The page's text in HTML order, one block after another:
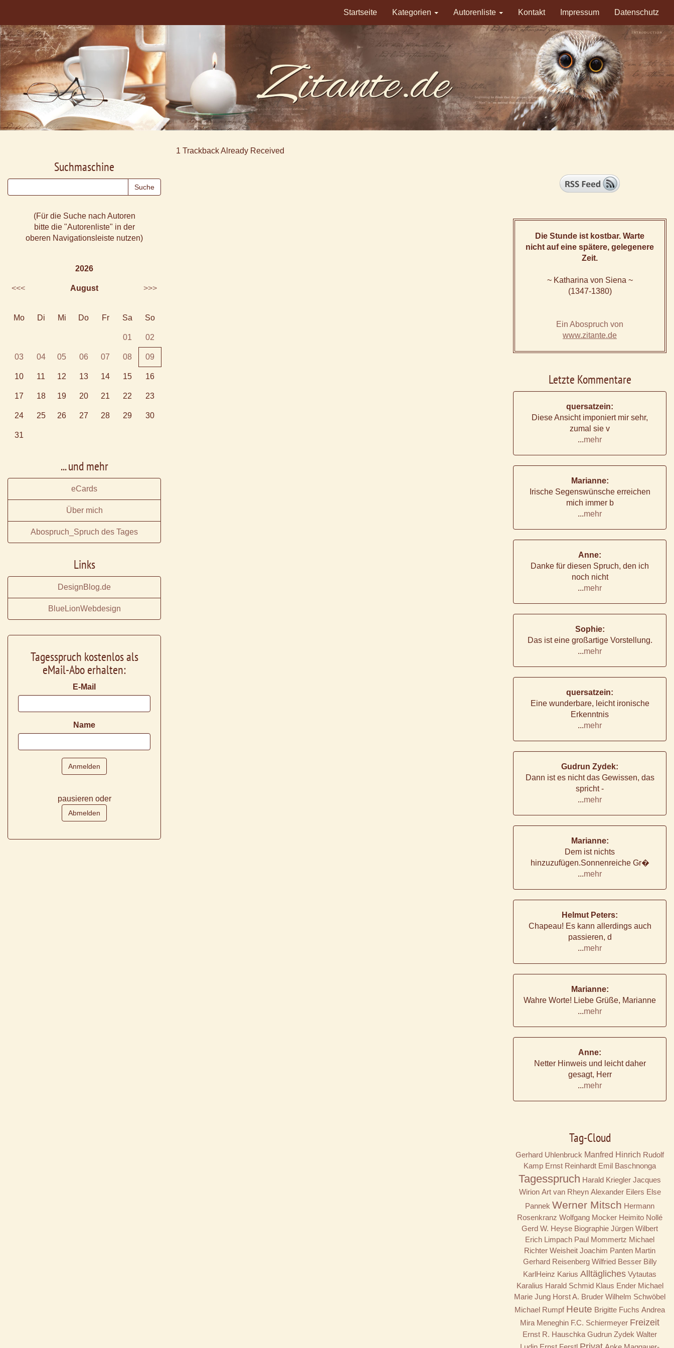
Startseite Kategorien Autorenliste Kontakt Impressum Datenschutz
1 Trackback Already Received
Suchmaschine
(Für die Suche nach Autoren
bitte die "Autorenliste" in der
oberen Navigationsleiste nutzen)
2026
<<< August >>>
Mo Di Mi Do Fr Sa So
01 02
03 04 05 06 07 08 09
10 11 12 13 14 15 16
17 18 19 20 21 22 23
24 25 26 27 28 29 30
31
... und mehr
eCards
Über mich
Abospruch_Spruch des Tages
Links
DesignBlog.de
BlueLionWebdesign
Tagesspruch kostenlos als
eMail-Abo erhalten:
E-Mail
Name
pausieren oder
Die Stunde ist kostbar. Warte
nicht auf eine spätere, gelegenere
Zeit.
~ Katharina von Siena ~
(1347-1380)
Ein Abospruch von
www.zitante.de
Letzte Kommentare
quersatzein:
Diese Ansicht imponiert mir sehr,
zumal sie v
...mehr
Marianne:
Irische Segenswünsche erreichen
mich immer b
...mehr
Anne:
Danke für diesen Spruch, den ich
noch nicht
...mehr
Sophie:
Das ist eine großartige Vorstellung.
...mehr
quersatzein:
Eine wunderbare, leicht ironische
Erkenntnis
...mehr
Gudrun Zydek:
Dann ist es nicht das Gewissen, das
spricht -
...mehr
Marianne:
Dem ist nichts
hinzuzufügen.Sonnenreiche Gr�
...mehr
Helmut Peters:
Chapeau! Es kann allerdings auch
passieren, d
...mehr
Marianne:
Wahre Worte! Liebe Grüße, Marianne
...mehr
Anne:
Netter Hinweis und leicht daher
gesagt, Herr
...mehr
Tag-Cloud
Gerhard Uhlenbruck Manfred Hinrich Rudolf
Kamp Ernst Reinhardt Emil Baschnonga
Tagesspruch Harald Kriegler Jacques
Wirion Art van Rheyn Alexander Eilers Else
Pannek Werner Mitsch Hermann
Rosenkranz Wolfgang Mocker Heimito Nollé
Gerd W. Heyse Biographie Jürgen Wilbert
Erich Limpach Paul Mommertz Michael
Richter Weisheit Joachim Panten Martin
Gerhard Reisenberg Wilfried Besser Billy
KarlHeinz Karius Alltägliches Vytautas
Karalius Harald Schmid Klaus Ender Michael
Marie Jung Horst A. Bruder Wilhelm Schwöbel
Michael Rumpf Heute Brigitte Fuchs Andrea
Mira Meneghin F.C. Schiermeyer Freizeit
Ernst R. Hauschka Gudrun Zydek Walter